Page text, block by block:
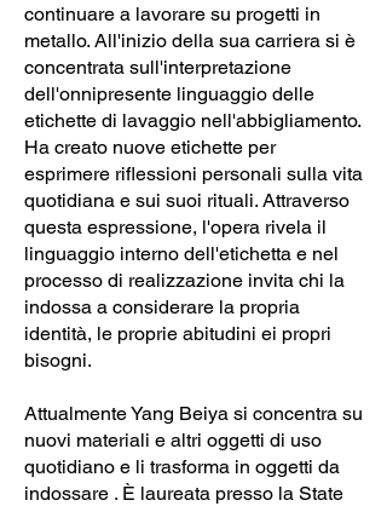
continuare a lavorare su progetti in
metallo. All'inizio della sua carriera si è
concentrata sull'interpretazione
dell'onnipresente linguaggio delle
etichette di lavaggio nell'abbigliamento.
Ha creato nuove etichette per
esprimere riflessioni personali sulla vita
quotidiana e sui suoi rituali. Attraverso
questa espressione, l'opera rivela il
linguaggio interno dell'etichetta e nel
processo di realizzazione invita chi la
indossa a considerare la propria
identità, le proprie abitudini ei propri
bisogni.
Attualmente Yang Beiya si concentra su
nuovi materiali e altri oggetti di uso
quotidiano e li trasforma in oggetti da
indossare . È laureata presso la State